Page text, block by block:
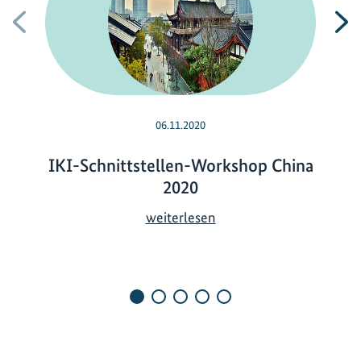
Vorherige
06.11.2020
IKI-Schnittstellen-Workshop China
2020
weiterlesenI
S